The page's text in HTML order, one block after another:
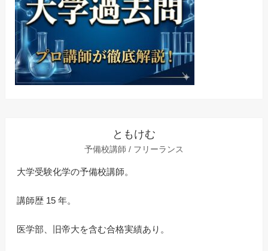
ともけむ
予備校講師 / フリーランス
大学受験化学の予備校講師。
講師歴 15 年。
医学部、旧帝大を含む合格実績あり。